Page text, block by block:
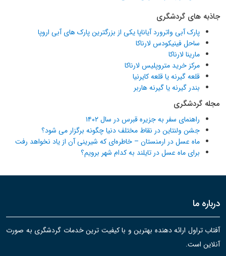
جاذبه های گردشگری
پارک آبی واترورد آیاناپا یکی از بزرگترین پارک های آبی اروپا
ساحل فینیکودس لارناکا
مارینا لارناکا
مرکز خرید متروپلیس لارناکا
قلعه گیرنه یا قلعه کایرنیا
بندر گیرنه یا گیرنه هاربر
مجله گردشگری
راهنمای سفر به جزیره قبرس در سال ۱۴۰۲
جشن ولنتاین در نقاط مختلف دنیا چگونه برگزار می شود؟
ماه عسل در ارمنستان – خاطره‌ای که شیرینی آن از یاد نخواهد رفت
برای ماه عسل در تایلند به کدام شهر برویم؟
درباره ما
آفتاب تراول ارائه دهنده بهترین و با کیفیت ترین خدمات گردشگری به صورت
آنلاین است.